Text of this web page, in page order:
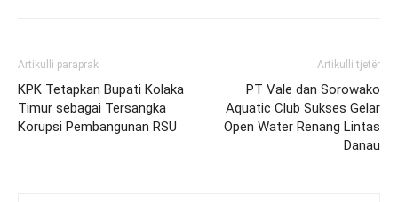
Artikulli paraprak
KPK Tetapkan Bupati Kolaka
Timur sebagai Tersangka
Korupsi Pembangunan RSU
Artikulli tjetër
PT Vale dan Sorowako
Aquatic Club Sukses Gelar
Open Water Renang Lintas
Danau